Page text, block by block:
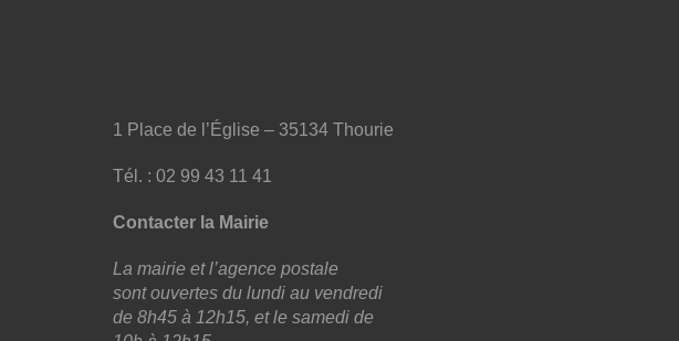
1 Place de l’Église – 35134 Thourie
Tél. : 02 99 43 11 41
Contacter la Mairie
La mairie et l’agence postale
sont ouvertes du lundi au vendredi
de 8h45 à 12h15, et le samedi de